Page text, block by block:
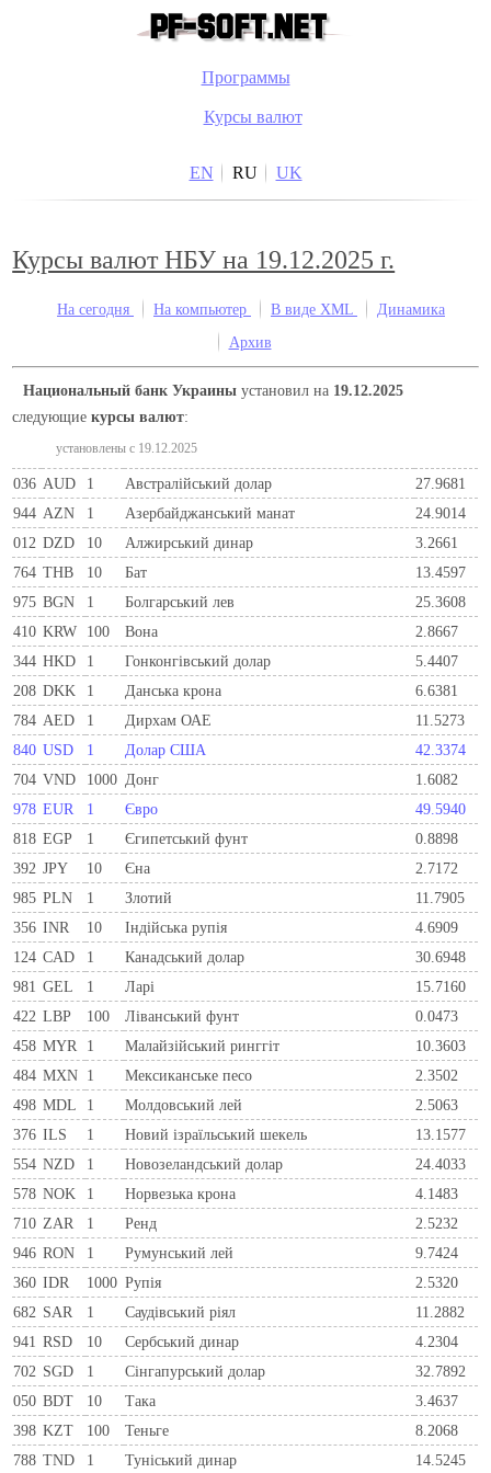
Программы
Курсы валют
EN RU UK
Курсы валют НБУ на 19.12.2025 г.
На сегодня На компьютер В виде XML
Динамика
Архив
Национальный банк Украины установил на 19.12.2025
следующиекурсы валют:
установлены c 19.12.2025
036 AUD 1 Австралійський долар
27.9681
944 AZN 1 Азербайджанський манат
24.9014
012 DZD 10 Алжирський динар
3.2661
764 THB 10 Бат
13.4597
975 BGN 1 Болгарський лев
25.3608
410 KRW 100 Вона
2.8667
344 HKD 1 Гонконгівський долар
5.4407
208 DKK 1 Данська крона
6.6381
784 AED 1 Дирхам ОАЕ
11.5273
840 USD 1 Долар США
42.3374
704 VND 1000 Донг
1.6082
978 EUR 1 Євро
49.5940
818 EGP 1 Єгипетський фунт
0.8898
392 JPY 10 Єна
2.7172
985 PLN 1 Злотий
11.7905
356 INR 10 Індійська рупія
4.6909
124 CAD 1 Канадський долар
30.6948
981 GEL 1 Ларi
15.7160
422 LBP 100 Ліванський фунт
0.0473
458 MYR 1 Малайзійський ринггіт
10.3603
484 MXN 1 Мексиканське песо
2.3502
498 MDL 1 Молдовський лей
2.5063
376 ILS 1 Новий ізраїльський шекель
13.1577
554 NZD 1 Новозеландський долар
24.4033
578 NOK 1 Норвезька крона
4.1483
710 ZAR 1 Ренд
2.5232
946 RON 1 Румунський лей
9.7424
360 IDR 1000 Рупія
2.5320
682 SAR 1 Саудівський ріял
11.2882
941 RSD 10 Сербський динар
4.2304
702 SGD 1 Сінгапурський долар
32.7892
050 BDT 10 Така
3.4637
398 KZT 100 Теньге
8.2068
788 TND 1 Туніський динар 14.5245